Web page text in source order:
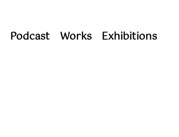
Podcast Works Exhibitions